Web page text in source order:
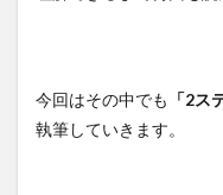
今回はその中でも 「2ス
執筆していきます。